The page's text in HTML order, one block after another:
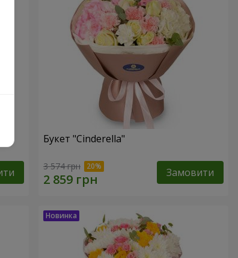
Букет "Cinderella"
3 574 грн Замовити